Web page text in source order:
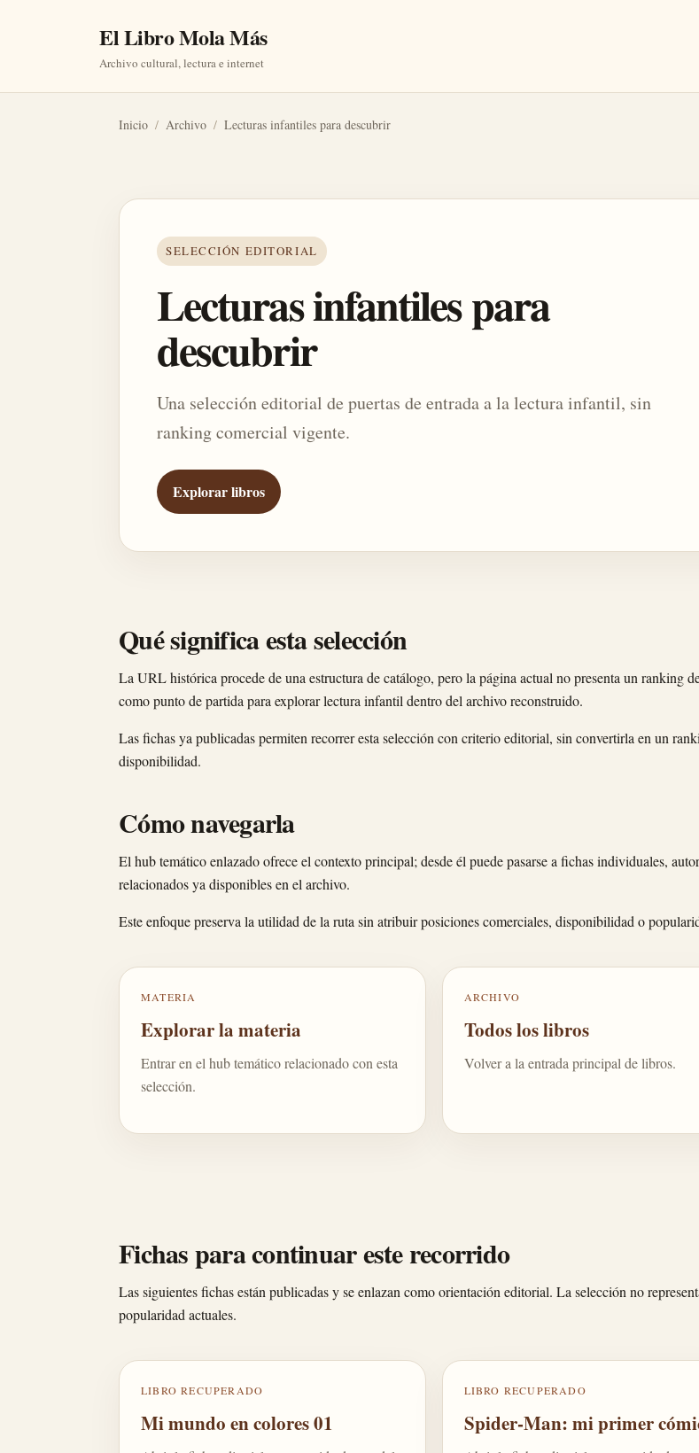
El Libro Mola Más
Archivo cultural, lectura e internet
Inicio / Archivo / Lecturas infantiles para descubrir
SELECCIÓN EDITORIAL
Lecturas infantiles para
descubrir
Una selección editorial de puertas de entrada a la lectura infantil, sin
ranking comercial vigente.
Explorar libros
Qué significa esta selección
La URL histórica procede de una estructura de catálogo, pero la página actual no presenta un ranking
como punto de partida para explorar lectura infantil dentro del archivo reconstruido.
Las fichas ya publicadas permiten recorrer esta selección con criterio editorial, sin convertirla en un
disponibilidad.
Cómo navegarla
El hub temático enlazado ofrece el contexto principal; desde él puede pasarse a fichas individuales,
relacionados ya disponibles en el archivo.
Este enfoque preserva la utilidad de la ruta sin atribuir posiciones comerciales, disponibilidad o
MATERIA
Explorar la materia
Entrar en el hub temático relacionado con esta
selección.
ARCHIVO
Todos los libros
Volver a la entrada principal de libros.
Fichas para continuar este recorrido
Las siguientes fichas están publicadas y se enlazan como orientación editorial. La selección no
popularidad actuales.
LIBRO RECUPERADO
Mi mundo en colores 01
LIBRO RECUPERADO
Spider-Man: mi primer